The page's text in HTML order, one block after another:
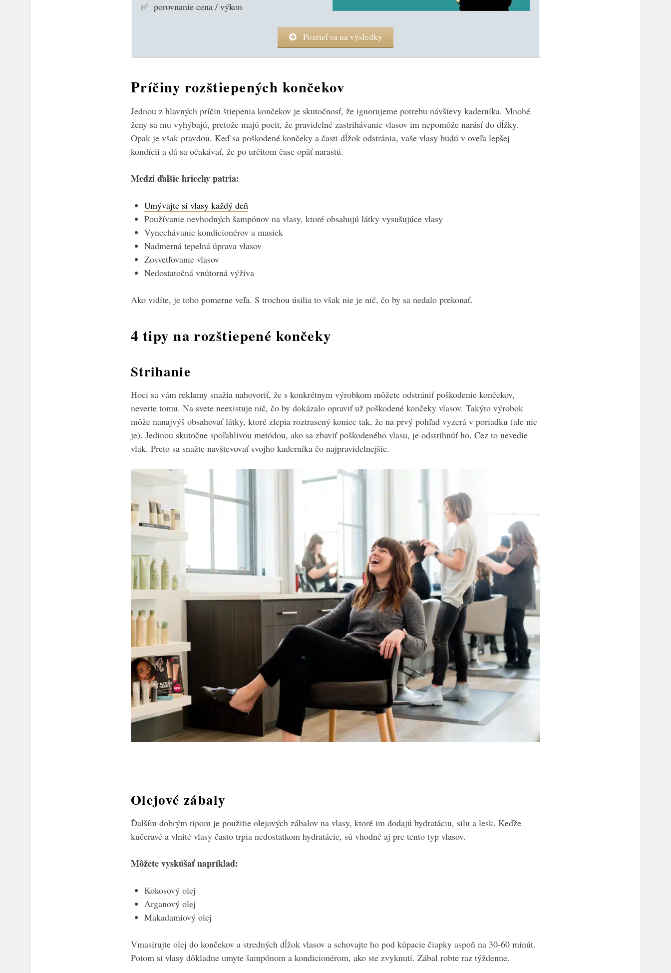
✅ porovnanie cena / výkon
Pozrieť sa na výsledky
Príčiny rozštiepených končekov
Jednou z hlavných príčin štiepenia končekov je skutočnosť, že ignorujeme potrebu návštevy kaderníka. Mnohé
ženy sa mu vyhýbajú, pretože majú pocit, že pravidelné zastrihávanie vlasov im nepomôže narásť do dĺžky.
Opak je však pravdou. Keď sa poškodené končeky a časti dĺžok odstránia, vaše vlasy budú v oveľa lepšej
kondícii a dá sa očakávať, že po určitom čase opäť narastú.
Medzi ďalšie hriechy patria:
Umývajte si vlasy každý deň
Používanie nevhodných šampónov na vlasy, ktoré obsahujú látky vysušujúce vlasy
Vynechávanie kondicionérov a masiek
Nadmerná tepelná úprava vlasov
Zosvetľovanie vlasov
Nedostatočná vnútorná výživa
Ako vidíte, je toho pomerne veľa. S trochou úsilia to však nie je nič, čo by sa nedalo prekonať.
4 tipy na rozštiepené končeky
Strihanie
Hoci sa vám reklamy snažia nahovoriť, že s konkrétnym výrobkom môžete odstrániť poškodenie končekov,
neverte tomu. Na svete neexistuje nič, čo by dokázalo opraviť už poškodené končeky vlasov. Takýto výrobok
môže nanajvýš obsahovať látky, ktoré zlepia roztrasený koniec tak, že na prvý pohľad vyzerá v poriadku (ale nie
je). Jedinou skutočne spoľahlivou metódou, ako sa zbaviť poškodeného vlasu, je odstrihnúť ho. Cez to nevedie
vlak. Preto sa snažte navštevovať svojho kaderníka čo najpravidelnejšie.
Olejové zábaly
Ďalším dobrým tipom je použitie olejových zábalov na vlasy, ktoré im dodajú hydratáciu, silu a lesk. Keďže
kučeravé a vlnité vlasy často trpia nedostatkom hydratácie, sú vhodné aj pre tento typ vlasov.
Môžete vyskúšať napríklad:
Kokosový olej
Arganový olej
Makadamiový olej
Vmasírujte olej do končekov a stredných dĺžok vlasov a schovajte ho pod kúpacie čiapky aspoň na 30-60 minút.
Potom si vlasy dôkladne umyte šampónom a kondicionérom, ako ste zvyknutí. Zábal robte raz týždenne.